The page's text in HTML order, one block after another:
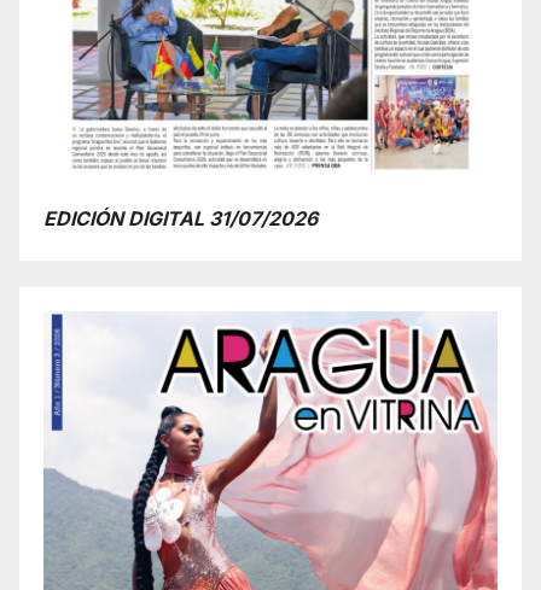
EDICIÓN DIGITAL 31/07/2026